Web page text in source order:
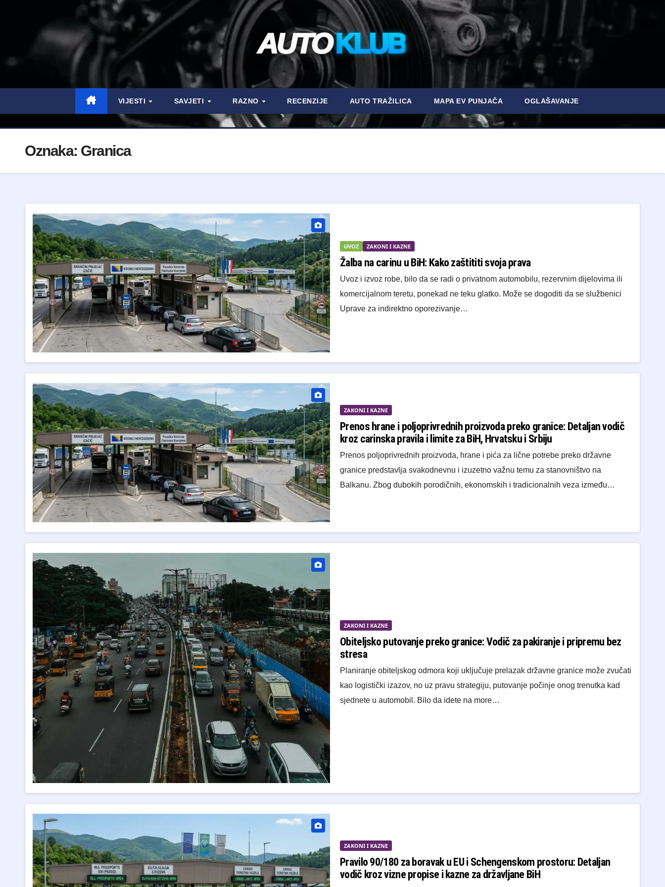
AUTOKLUB
VIJESTI SAVJETI RAZNO RECENZIJE AUTO TRAŽILICA MAPA EV PUNJAČA OGLAŠAVANJE
Oznaka: Granica
UVOZ ZAKONI I KAZNE
Žalba na carinu u BiH: Kako zaštititi svoja prava
Uvoz i izvoz robe, bilo da se radi o privatnom automobilu, rezervnim dijelovima ili
komercijalnom teretu, ponekad ne teku glatko. Može se dogoditi da se službenici
Uprave za indirektno oporezivanje…
ZAKONI I KAZNE
Prenos hrane i poljoprivrednih proizvoda preko granice: Detaljan vodič
kroz carinska pravila i limite za BiH, Hrvatsku i Srbiju
Prenos poljoprivrednih proizvoda, hrane i pića za lične potrebe preko državne
granice predstavlja svakodnevnu i izuzetno važnu temu za stanovništvo na
Balkanu. Zbog dubokih porodičnih, ekonomskih i tradicionalnih veza između…
ZAKONI I KAZNE
Obiteljsko putovanje preko granice: Vodič za pakiranje i pripremu bez
stresa
Planiranje obiteljskog odmora koji uključuje prelazak državne granice može zvučati
kao logistički izazov, no uz pravu strategiju, putovanje počinje onog trenutka kad
sjednete u automobil. Bilo da idete na more…
ZAKONI I KAZNE
Pravilo 90/180 za boravak u EU i Schengenskom prostoru: Detaljan
vodič kroz vizne propise i kazne za državljane BiH